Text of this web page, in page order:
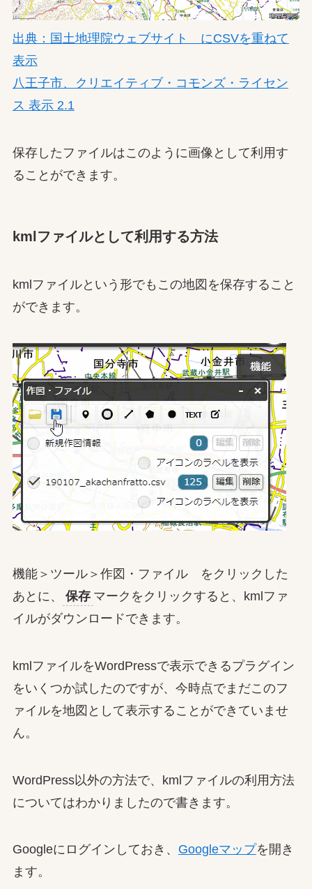
出典：国土地理院ウェブサイト にCSVを重ねて
表示
八王子市、クリエイティブ・コモンズ・ライセン
ス 表示 2.1
保存したファイルはこのように画像として利用す
ることができます。
kmlファイルとして利用する方法
kmlファイルという形でもこの地図を保存すること
ができます。
機能＞ツール＞作図・ファイル をクリックした
あとに、
保存 マークをクリックすると、kmlファ
イルがダウンロードできます。
kmlファイルをWordPressで表示できるプラグイン
をいくつか試したのですが、今時点でまだこのフ
ァイルを地図として表示することができていませ
ん。
WordPress以外の方法で、kmlファイルの利用方法
についてはわかりましたので書きます。
Googleにログインしておき、 Googleマップを開き
ます。